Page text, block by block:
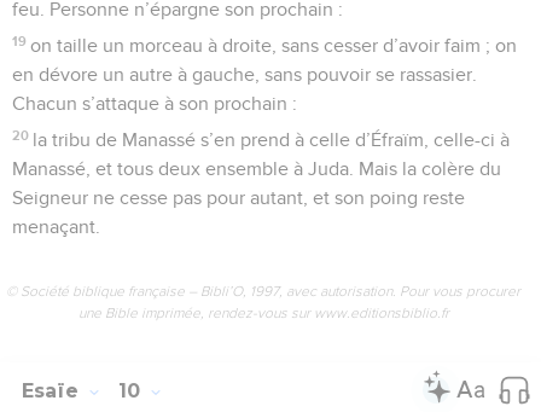
feu. Personne n’épargne son prochain :
19 on taille un morceau à droite, sans cesser d’avoir faim ; on
en dévore un autre à gauche, sans pouvoir se rassasier.
Chacun s’attaque à son prochain :
20 la tribu de Manassé s’en prend à celle d’Éfraïm, celle-ci à
Manassé, et tous deux ensemble à Juda. Mais la colère du
Seigneur ne cesse pas pour autant, et son poing reste
menaçant.
© Société biblique française – Bibli’O, 1997, avec autorisation. Pour vous procurer
une Bible imprimée, rendez-vous sur www.editionsbiblio.fr
Esaïe 10